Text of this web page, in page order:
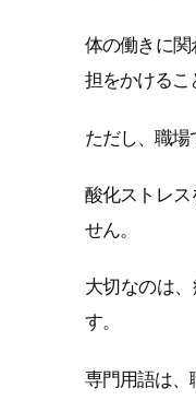
体の働きに関
担をかけるこ
ただし、職場
酸化ストレス
せん。
大切なのは
す。
専門用語は、